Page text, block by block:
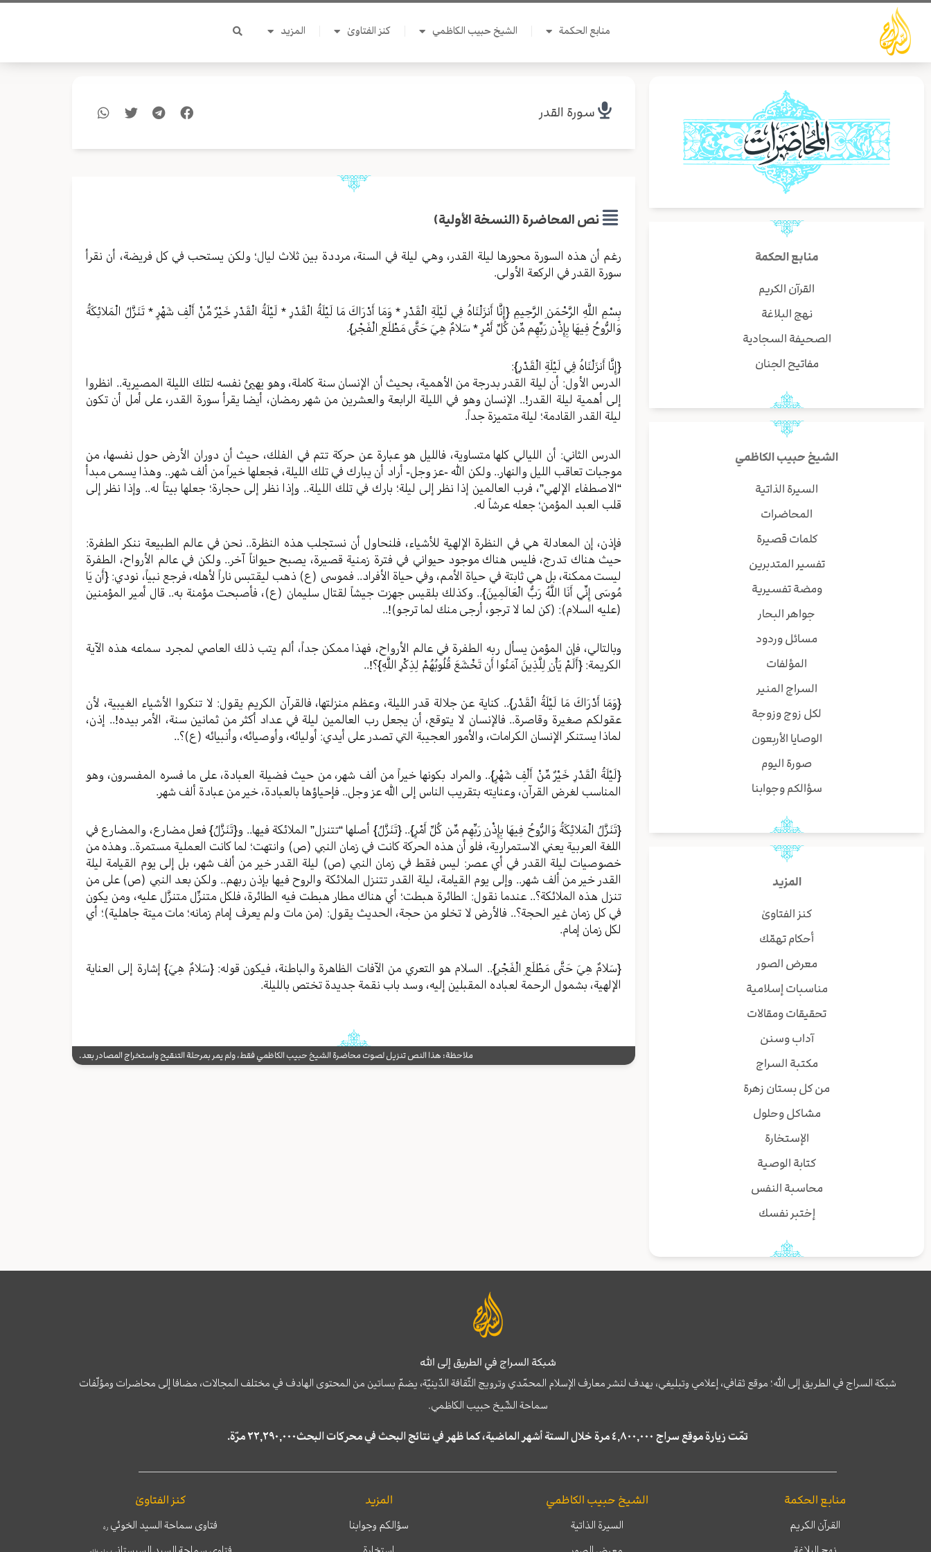
تخطي
المحتوى
منابع الحكمة الشيخ حبيب الكاظمي كنز الفتاوىٰ المزيد
منابع الحكمة
القرآن الكريم
نهج البلاغة
الصحيفة السجادية
مفاتيح الجنان
الشيخ حبيب الكاظمي
السيرة الذاتية
المحاضرات
كلمات قصيرة
تفسير المتدبرين
ومضة تفسيرية
جواهر البحار
مسائل وردود
المؤلفات
السراج المنير
لكل زوج وزوجة
الوصايا الأربعون
صورة اليوم
سؤالكم وجوابنا
المزيد
كنز الفتاوىٰ
أحكام تهمّك
معرض الصور
مناسبات إسلامية
تحقيقات ومقالات
آداب وسنن
مكتبة السراج
من كل بستان زهرة
مشاكل وحلول
الإستخارة
كتابة الوصية
محاسبة النفس
إختبر نفسك
سورة القدر
نص المحاضرة (النسخة الأولية)
رغم أن هذه السورة محورها ليلة القدر، وهي ليلة في السنة، مرددة بين ثلاث ليال؛ ولكن يستحب في كل فريضة، أن نقرأ
سورة القدر في الركعة الأولى.
بِسْمِ اللَّهِ الرَّحْمَنِ الرَّحِيمِ {إِنَّا أَنزَلْنَاهُ فِي لَيْلَةِ الْقَدْرِ * وَمَا أَدْرَاكَ مَا لَيْلَةُ الْقَدْرِ * لَيْلَةُ الْقَدْرِ خَيْرٌ مِّنْ أَلْفِ شَهْرٍ * تَنَزَّلُ الْمَلائِكَةُ
وَالرُّوحُ فِيهَا بِإِذْنِ رَبِّهِم مِّن كُلِّ أَمْرٍ * سَلامٌ هِيَ حَتَّى مَطْلَعِ الْفَجْرِ}.
{إِنَّا أَنزَلْنَاهُ فِي لَيْلَةِ الْقَدْرِ}:
الدرس الأول: أن ليلة القدر بدرجة من الأهمية، بحيث أن الإنسان سنة كاملة، وهو يهيئ نفسه لتلك الليلة المصيرية.. انظروا
إلى أهمية ليلة القدر!.. الإنسان وهو في الليلة الرابعة والعشرين من شهر رمضان، أيضا يقرأ سورة القدر، على أمل أن تكون
ليلة القدر القادمة؛ ليلة متميزة جداً.
الدرس الثاني: أن الليالي كلها متساوية، فالليل هو عبارة عن حركة تتم في الفلك، حيث أن دوران الأرض حول نفسها، من
موجبات تعاقب الليل والنهار.. ولكن الله -عز وجل- أراد أن يبارك في تلك الليلة، فجعلها خيراً من ألف شهر.. وهذا يسمى مبدأ
“الاصطفاء الإلهي”، فرب العالمين إذا نظر إلى ليلة؛ بارك في تلك الليلة.. وإذا نظر إلى حجارة؛ جعلها بيتاً له.. وإذا نظر إلى
قلب العبد المؤمن؛ جعله عرشاً له.
فإذن، إن المعادلة هي في النظرة الإلهية للأشياء، فلنحاول أن نستجلب هذه النظرة.. نحن في عالم الطبيعة ننكر الطفرة:
حيث هناك تدرج، فليس هناك موجود حيواني في فترة زمنية قصيرة، يصبح حيواناً آخر.. ولكن في عالم الأرواح، الطفرة
ليست ممكنة، بل هي ثابتة في حياة الأمم، وفي حياة الأفراد.. فموسى (ع) ذهب ليقتبس ناراً لأهله، فرجع نبياً، نودي: {أَن يَا
مُوسَى إِنِّي أَنَا اللَّهُ رَبُّ الْعَالَمِينَ}.. وكذلك بلقيس جهزت جيشاً لقتال سليمان (ع)، فأصبحت مؤمنة به.. قال أمير المؤمنين
(عليه السلام): (كن لما لا ترجو، أرجى منك لما ترجو)!..
وبالتالي، فإن المؤمن يسأل ربه الطفرة في عالم الأرواح، فهذا ممكن جداً، ألم يتب ذلك العاصي لمجرد سماعه هذه الآية
الكريمة: {أَلَمْ يَأْنِ لِلَّذِينَ آمَنُوا أَن تَخْشَعَ قُلُوبُهُمْ لِذِكْرِ اللَّهِ}؟!..
{وَمَا أَدْرَاكَ مَا لَيْلَةُ الْقَدْرِ}.. كناية عن جلالة قدر الليلة، وعظم منزلتها، فالقرآن الكريم يقول: لا تنكروا الأشياء الغيبية، لأن
عقولكم صغيرة وقاصرة.. فالإنسان لا يتوقع، أن يجعل رب العالمين ليلة في عداد أكثر من ثمانين سنة، الأمر بيده!.. إذن،
لماذا يستنكر الإنسان الكرامات، والأمور العجيبة التي تصدر على أيدي: أوليائه، وأوصيائه، وأنبيائه (ع)؟..
{لَيْلَةُ الْقَدْرِ خَيْرٌ مِّنْ أَلْفِ شَهْرٍ}.. والمراد بكونها خيراً من ألف شهر، من حيث فضيلة العبادة، على ما فسره المفسرون، وهو
المناسب لغرض القرآن، وعنايته بتقريب الناس إلى الله عز وجل.. فإحياؤها بالعبادة، خير من عبادة ألف شهر.
{تَنَزَّلُ الْمَلائِكَةُ وَالرُّوحُ فِيهَا بِإِذْنِ رَبِّهِم مِّن كُلِّ أَمْرٍ}.. {تَنَزَّلُ} أصلها “تتنزل” الملائكة فيها.. و{تَنَزَّلُ} فعل مضارع، والمضارع في
اللغة العربية يعني الاستمرارية، فلو أن هذه الحركة كانت في زمان النبي (ص) وانتهت؛ لما كانت العملية مستمرة.. وهذه من
خصوصيات ليلة القدر في أي عصر: ليس فقط في زمان النبي (ص) ليلة القدر خير من ألف شهر، بل إلى يوم القيامة ليلة
القدر خير من ألف شهر.. وإلى يوم القيامة، ليلة القدر تتنزل الملائكة والروح فيها بإذن ربهم.. ولكن بعد النبي (ص) على من
تنزل هذه الملائكة؟.. عندما نقول: الطائرة هبطت؛ أي هناك مطار هبطت فيه الطائرة، فلكل متنزِّل متنزَّل عليه، ومن يكون
في كل زمان غير الحجة؟.. فالأرض لا تخلو من حجة، الحديث يقول: (من مات ولم يعرف إمام زمانه؛ مات ميتة جاهلية)؛ أي
لكل زمان إمام.
{سَلامٌ هِيَ حَتَّى مَطْلَعِ الْفَجْرِ}.. السلام هو التعري من الآفات الظاهرة والباطنة، فيكون قوله: {سَلامٌ هِيَ} إشارة إلى العناية
الإلهية، بشمول الرحمة لعباده المقبلين إليه، وسد باب نقمة جديدة تختص بالليلة.
ملاحظة: هذا النص تنزيل لصوت محاضرة الشيخ حبيب الكاظمي فقط، ولم يمر بمرحلة التنقيح واستخراج المصادر بعد.
شبكة السراج في الطريق إلى الله
شبكة السراج في الطريق إلى الله؛ موقع ثقافي، إعلامي وتبليغي، يهدف لنشر معارف الإسلام المحمّدي وترويج الثّقافة الدّينيّة، يضمّ بساتين من المحتوى الهادف في مختلف المجالات، مضافا إلى محاضرات ومؤلّفات
سماحة الشّيخ حبيب الكاظمي.
تمّت زيارة موقع سراج ٤,٨٠٠,٠٠٠ مرة خلال الستة أشهر الماضية، كما ظهر في نتائج البحث في محركات البحث٢٢,٢٩٠,٠٠٠ مرّة.
منابع الحكمة
القرآن الكريم
الشيخ حبيب الكاظمي
السيرة الذاتية
المزيد
سؤالكم وجوابنا
كنز الفتاوىٰ
فتاوى سماحة السيد الخوئي ره